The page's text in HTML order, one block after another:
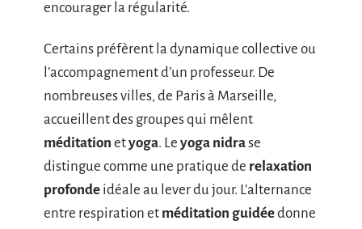
encourager la régularité.
Certains préfèrent la dynamique collective ou
l’accompagnement d’un professeur. De
nombreuses villes, de Paris à Marseille,
accueillent des groupes qui mêlent
méditation etyoga. Le yoga nidrase
distingue comme une pratique de relaxation
profonde idéale au lever du jour. L’alternance
entre respiration et méditation guidéedonne